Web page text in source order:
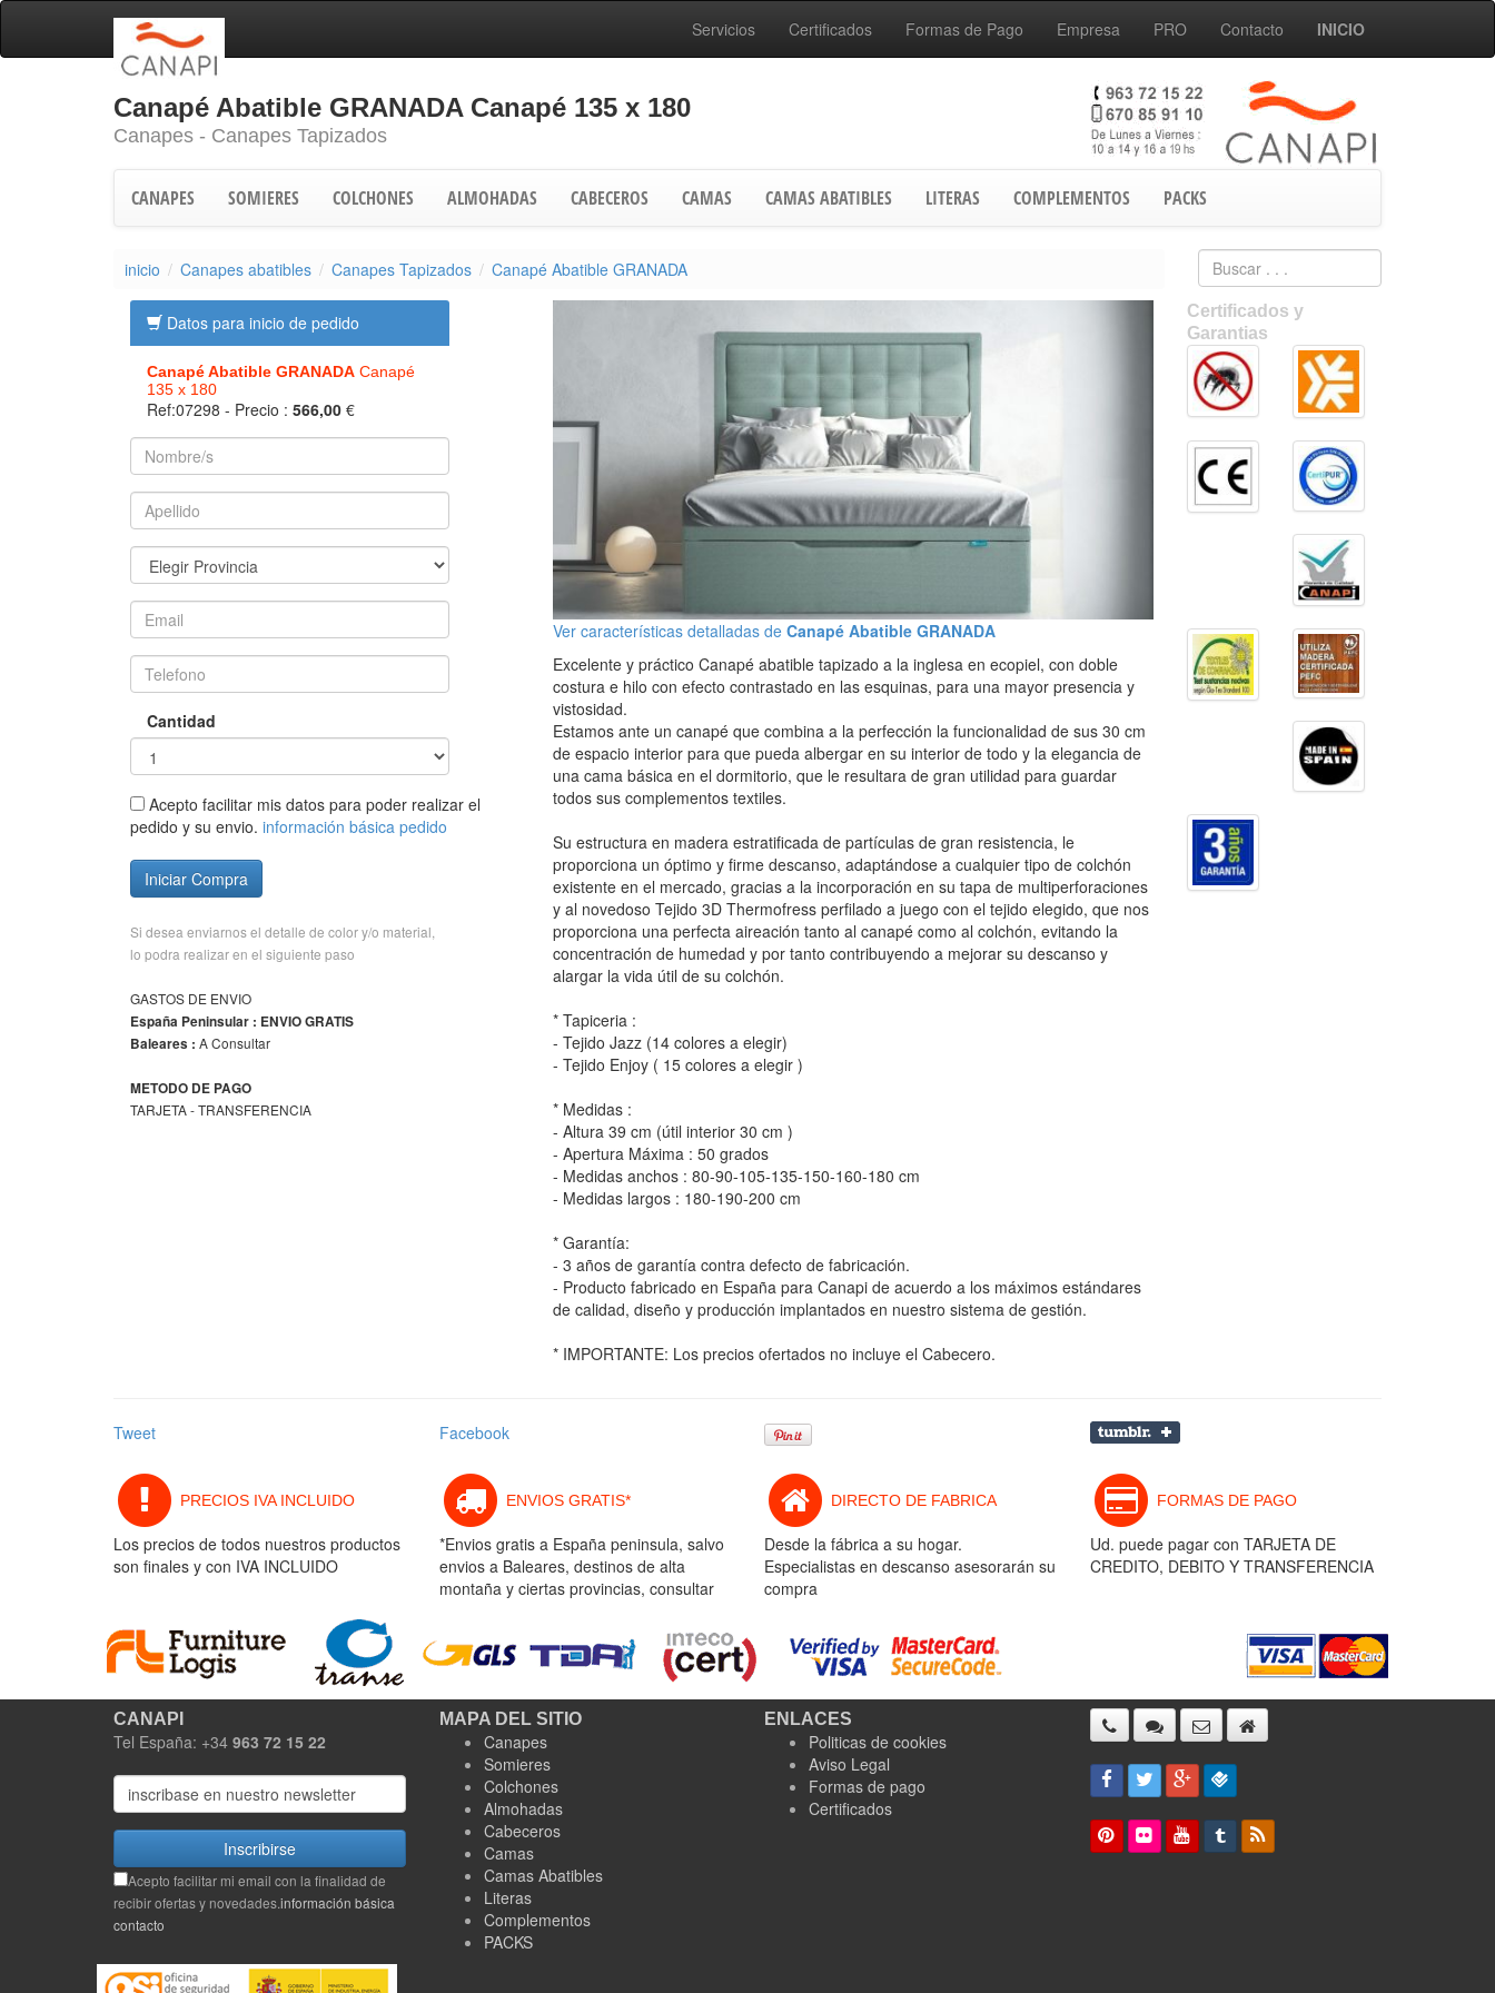
Servicios Certificados Formas de Pago Empresa PRO Contacto INICIO
Canapé Abatible GRANADA Canapé 135 x 180
Canapes - Canapes Tapizados
CANAPES SOMIERES COLCHONES ALMOHADAS CABECEROS CAMAS CAMAS ABATIBLES LITERAS COMPLEMENTOS PACKS
inicio Canapes abatibles Canapes Tapizados Canapé Abatible GRANADA
Datos para inicio de pedido
Canapé Abatible GRANADA Canapé
135 x 180
Ref:07298 - Precio : 566,00 €
Cantidad
Acepto facilitar mis datos para poder realizar el
pedido y su envio. información básica pedido
Iniciar Compra
Si desea enviarnos el detalle de color y/o material,
lo podra realizar en el siguiente paso
GASTOS DE ENVIO
España Peninsular : ENVIO GRATIS
Baleares : A Consultar
METODO DE PAGO
TARJETA - TRANSFERENCIA
Ver características detalladas de Canapé Abatible GRANADA
Excelente y práctico Canapé abatible tapizado a la inglesa en ecopiel, con doble
costura e hilo con efecto contrastado en las esquinas, para una mayor presencia y
vistosidad.
Estamos ante un canapé que combina a la perfección la funcionalidad de sus 30 cm
de espacio interior para que pueda albergar en su interior de todo y la elegancia de
una cama básica en el dormitorio, que le resultara de gran utilidad para guardar
todos sus complementos textiles.
Su estructura en madera estratificada de partículas de gran resistencia, le
proporciona un óptimo y firme descanso, adaptándose a cualquier tipo de colchón
existente en el mercado, gracias a la incorporación en su tapa de multiperforaciones
y al novedoso Tejido 3D Thermofress perfilado a juego con el tejido elegido, que nos
proporciona una perfecta aireación tanto al canapé como al colchón, evitando la
concentración de humedad y por tanto contribuyendo a mejorar su descanso y
alargar la vida útil de su colchón.
* Tapiceria :
- Tejido Jazz (14 colores a elegir)
- Tejido Enjoy ( 15 colores a elegir )
* Medidas :
- Altura 39 cm (útil interior 30 cm )
- Apertura Máxima : 50 grados
- Medidas anchos : 80-90-105-135-150-160-180 cm
- Medidas largos : 180-190-200 cm
* Garantía:
- 3 años de garantía contra defecto de fabricación.
- Producto fabricado en España para Canapi de acuerdo a los máximos estándares
de calidad, diseño y producción implantados en nuestro sistema de gestión.
* IMPORTANTE: Los precios ofertados no incluye el Cabecero.
Certificados y
Garantias
Tweet Facebook
PRECIOS IVA INCLUIDO
Los precios de todos nuestros productos
son finales y con IVA INCLUIDO
ENVIOS GRATIS*
*Envios gratis a España peninsula, salvo
envios a Baleares, destinos de alta
montaña y ciertas provincias, consultar
DIRECTO DE FABRICA
Desde la fábrica a su hogar.
Especialistas en descanso asesorarán su
compra
FORMAS DE PAGO
Ud. puede pagar con TARJETA DE
CREDITO, DEBITO Y TRANSFERENCIA
CANAPI
Tel España: +34 963 72 15 22
Inscribirse
Acepto facilitar mi email con la finalidad de
recibir ofertas y novedades.información básica
contacto
MAPA DEL SITIO
Canapes
Somieres
Colchones
Almohadas
Cabeceros
Camas
Camas Abatibles
Literas
Complementos
PACKS
ENLACES
Politicas de cookies
Aviso Legal
Formas de pago
Certificados